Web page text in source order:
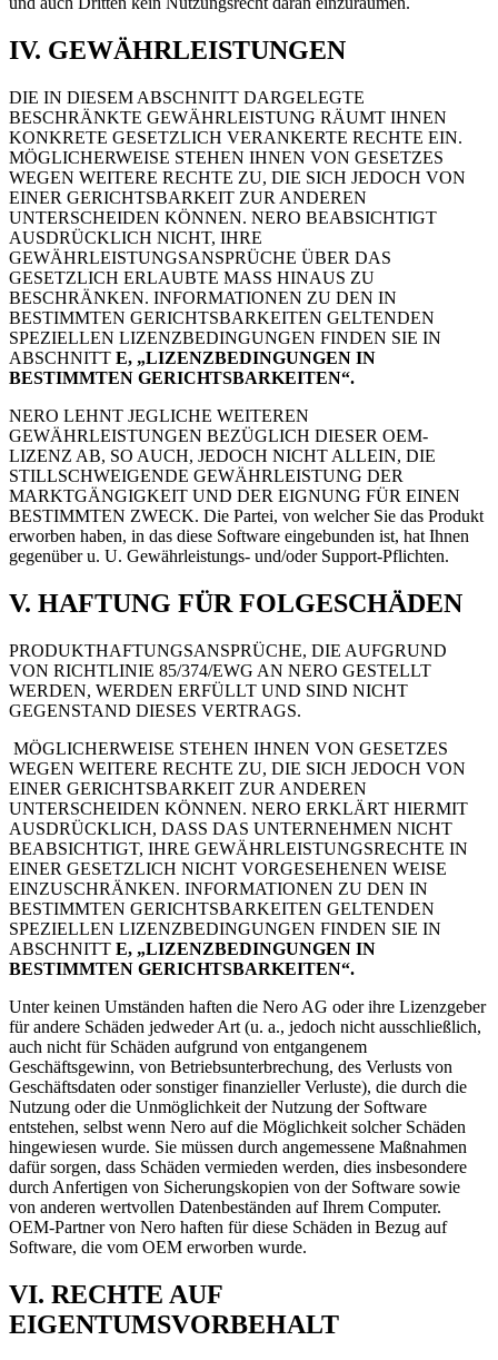
IV. GEWÄHRLEISTUNGEN
DIE IN DIESEM ABSCHNITT DARGELEGTE
BESCHRÄNKTE GEWÄHRLEISTUNG RÄUMT IHNEN
KONKRETE GESETZLICH VERANKERTE RECHTE EIN.
MÖGLICHERWEISE STEHEN IHNEN VON GESETZES
WEGEN WEITERE RECHTE ZU, DIE SICH JEDOCH VON
EINER GERICHTSBARKEIT ZUR ANDEREN
UNTERSCHEIDEN KÖNNEN. NERO BEABSICHTIGT
AUSDRÜCKLICH NICHT, IHRE
GEWÄHRLEISTUNGSANSPRÜCHE ÜBER DAS
GESETZLICH ERLAUBTE MASS HINAUS ZU
BESCHRÄNKEN. INFORMATIONEN ZU DEN IN
BESTIMMTEN GERICHTSBARKEITEN GELTENDEN
SPEZIELLEN LIZENZBEDINGUNGEN FINDEN SIE IN
ABSCHNITT E, „LIZENZBEDINGUNGEN IN
BESTIMMTEN GERICHTSBARKEITEN“.
NERO LEHNT JEGLICHE WEITEREN
GEWÄHRLEISTUNGEN BEZÜGLICH DIESER OEM-
LIZENZ AB, SO AUCH, JEDOCH NICHT ALLEIN, DIE
STILLSCHWEIGENDE GEWÄHRLEISTUNG DER
MARKTGÄNGIGKEIT UND DER EIGNUNG FÜR EINEN
BESTIMMTEN ZWECK. Die Partei, von welcher Sie das Produkt
erworben haben, in das diese Software eingebunden ist, hat Ihnen
gegenüber u. U. Gewährleistungs- und/oder Support-Pflichten.
V. HAFTUNG FÜR FOLGESCHÄDEN
PRODUKTHAFTUNGSANSPRÜCHE, DIE AUFGRUND
VON RICHTLINIE 85/374/EWG AN NERO GESTELLT
WERDEN, WERDEN ERFÜLLT UND SIND NICHT
GEGENSTAND DIESES VERTRAGS.
MÖGLICHERWEISE STEHEN IHNEN VON GESETZES
WEGEN WEITERE RECHTE ZU, DIE SICH JEDOCH VON
EINER GERICHTSBARKEIT ZUR ANDEREN
UNTERSCHEIDEN KÖNNEN. NERO ERKLÄRT HIERMIT
AUSDRÜCKLICH, DASS DAS UNTERNEHMEN NICHT
BEABSICHTIGT, IHRE GEWÄHRLEISTUNGSRECHTE IN
EINER GESETZLICH NICHT VORGESEHENEN WEISE
EINZUSCHRÄNKEN. INFORMATIONEN ZU DEN IN
BESTIMMTEN GERICHTSBARKEITEN GELTENDEN
SPEZIELLEN LIZENZBEDINGUNGEN FINDEN SIE IN
ABSCHNITT E, „LIZENZBEDINGUNGEN IN
BESTIMMTEN GERICHTSBARKEITEN“.
Unter keinen Umständen haften die Nero AG oder ihre Lizenzgeber
für andere Schäden jedweder Art (u. a., jedoch nicht ausschließlich,
auch nicht für Schäden aufgrund von entgangenem
Geschäftsgewinn, von Betriebsunterbrechung, des Verlusts von
Geschäftsdaten oder sonstiger finanzieller Verluste), die durch die
Nutzung oder die Unmöglichkeit der Nutzung der Software
entstehen, selbst wenn Nero auf die Möglichkeit solcher Schäden
hingewiesen wurde. Sie müssen durch angemessene Maßnahmen
dafür sorgen, dass Schäden vermieden werden, dies insbesondere
durch Anfertigen von Sicherungskopien von der Software sowie
von anderen wertvollen Datenbeständen auf Ihrem Computer.
OEM-Partner von Nero haften für diese Schäden in Bezug auf
Software, die vom OEM erworben wurde.
VI. RECHTE AUF
EIGENTUMSVORBEHALT